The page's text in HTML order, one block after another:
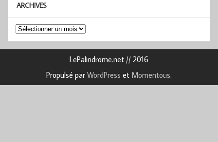
ARCHIVES
Archives
LePalindrome.net // 2016
Propulsé par WordPress et Momentous.